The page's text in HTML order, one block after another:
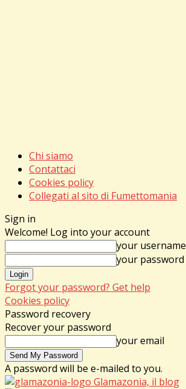
Chi siamo
Contattaci
Cookies policy
Collegati al sito di Fumettomania
Sign in
Welcome! Log into your account
your username
your password
Forgot your password? Get help
Cookies policy
Password recovery
Recover your password
your email
A password will be e-mailed to you.
Glamazonia, il blog